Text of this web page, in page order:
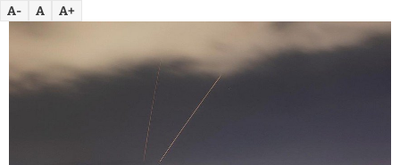
A- A A+